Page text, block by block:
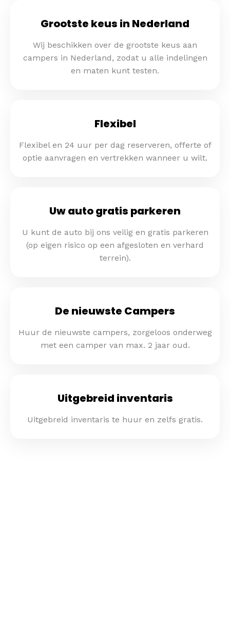
Grootste keus in Nederland
Wij beschikken over de grootste keus aan
campers in Nederland, zodat u alle indelingen
en maten kunt testen.
Flexibel
Flexibel en 24 uur per dag reserveren, offerte of
optie aanvragen en vertrekken wanneer u wilt.
Uw auto gratis parkeren
U kunt de auto bij ons veilig en gratis parkeren
(op eigen risico op een afgesloten en verhard
terrein).
De nieuwste Campers
Huur de nieuwste campers, zorgeloos onderweg
met een camper van max. 2 jaar oud.
Uitgebreid inventaris
Uitgebreid inventaris te huur en zelfs gratis.